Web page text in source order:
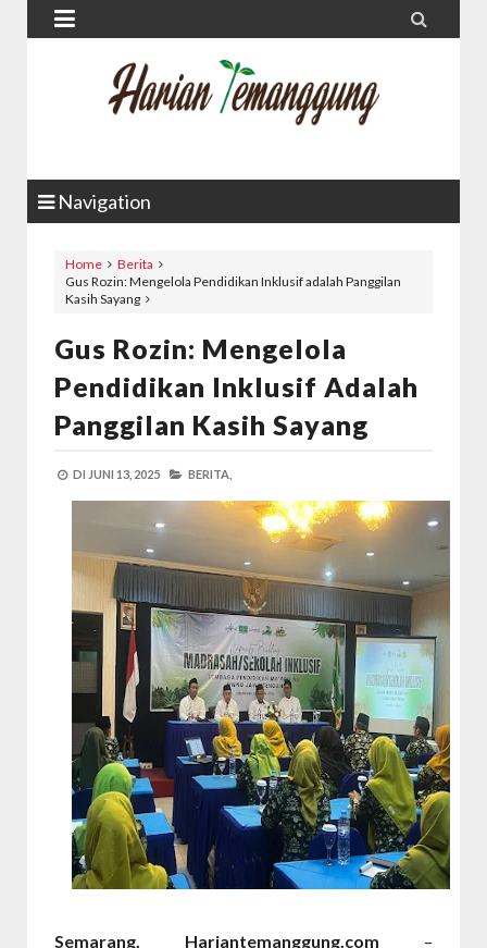
 
Navigation
Home
Berita
Gus Rozin: Mengelola Pendidikan Inklusif adalah Panggilan
Kasih Sayang
Gus Rozin: Mengelola
Pendidikan Inklusif Adalah
Panggilan Kasih Sayang
DI JUNI 13, 2025 BERITA,
Semarang, Hariantemanggung.com –